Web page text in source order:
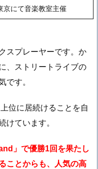
京にて音楽教室主催
スプレーヤーです。か
、ストリートライブの
です。
位に居続けることを自
けています。
」で優勝1回を果たし
ことからも、人気の高